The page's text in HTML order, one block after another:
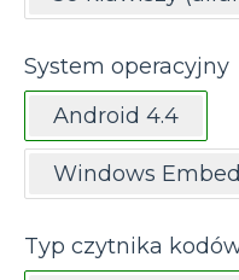
System operacyjny
Android 4.4
Windows
Typ czytnika